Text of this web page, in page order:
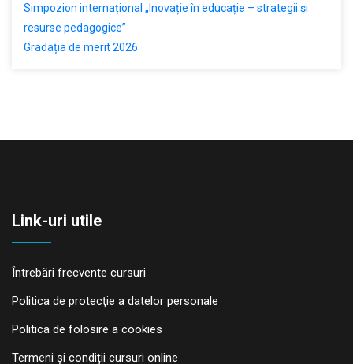
Simpozion internațional „Inovație în educație – strategii și
resurse pedagogice”
Gradația de merit 2026
Link-uri utile
Întrebări frecvente cursuri
Politica de protecţie a datelor personale
Politica de folosire a cookies
Termeni și condiții cursuri online